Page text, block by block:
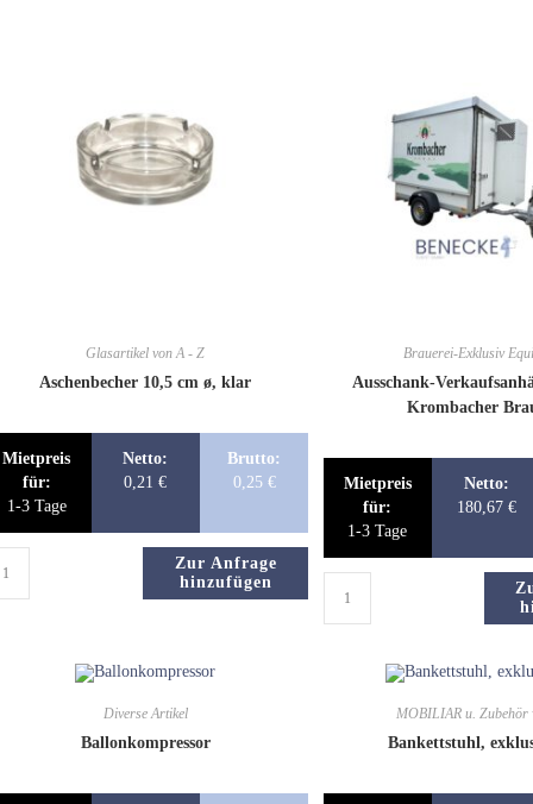
Glasartikel von A - Z
Aschenbecher 10,5 cm ø, klar
Mietpreis
für:
1-3 Tage
Netto:
0,21€
Brutto:
0,25 €
Zur Anfrage
hinzufügen
Brauerei-Exklusiv
Ausschank-
Krombacher
Mietpreis
für:
1-3 Tage
Netto:
180,67 €
Diverse Artikel
Ballonkompressor
MOBILIAR u. Zubehör
Bankettstuhl,